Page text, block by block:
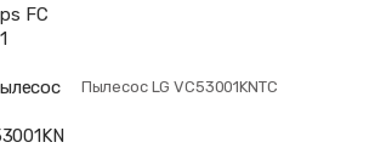
Пылесос LG VC53001KNTC